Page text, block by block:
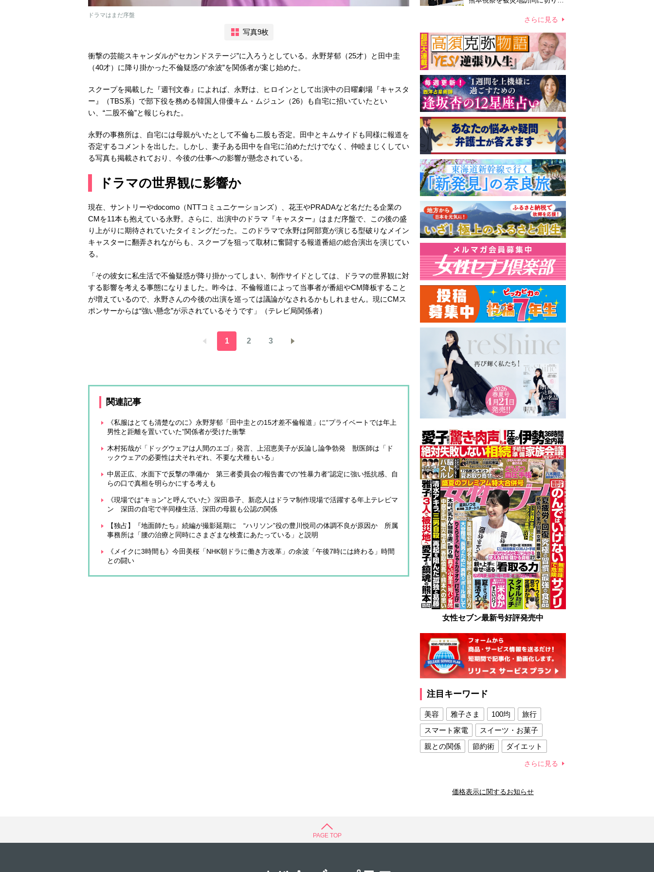
ドラマはまだ序盤
写真9枚
衝撃の芸能スキャンダルが“セカンドステージ”に入ろうとしている。永野芽郁（25才）と田中圭
（40才）に降り掛かった不倫疑惑の“余波”を関係者が案じ始めた。
スクープを掲載した『週刊文春』によれば、永野は、ヒロインとして出演中の日曜劇場『キャスタ
ー』（TBS系）で部下役を務める韓国人俳優キム・ムジュン（26）も自宅に招いていたとい
い、“二股不倫”と報じられた。
永野の事務所は、自宅には母親がいたとして不倫も二股も否定。田中とキムサイドも同様に報道を
否定するコメントを出した。しかし、妻子ある田中を自宅に泊めただけでなく、仲睦まじくしてい
る写真も掲載されており、今後の仕事への影響が懸念されている。
ドラマの世界観に影響か
現在、サントリーやdocomo（NTTコミュニケーションズ）、花王やPRADAなど名だたる企業の
CMを11本も抱えている永野。さらに、出演中のドラマ『キャスター』はまだ序盤で、この後の盛
り上がりに期待されていたタイミングだった。このドラマで永野は阿部寛が演じる型破りなメイン
キャスターに翻弄されながらも、スクープを狙って取材に奮闘する報道番組の総合演出を演じてい
る。
「その彼女に私生活で不倫疑惑が降り掛かってしまい、制作サイドとしては、ドラマの世界観に対
する影響を考える事態になりました。昨今は、不倫報道によって当事者が番組やCM降板すること
が増えているので、永野さんの今後の出演を巡っては議論がなされるかもしれません。現にCMス
ポンサーからは“強い懸念”が示されているそうです」（テレビ局関係者）
1 2 3
関連記事
《私服はとても清楚なのに》永野芽郁「田中圭との15才差不倫報道」に“プライベートでは年上
男性と距離を置いていた”関係者が受けた衝撃
木村拓哉が「ドッグウェアは人間のエゴ」発言、上沼恵美子が反論し論争勃発 獣医師は「ド
ックウェアの必要性は犬それぞれ、不要な犬種もいる」
中居正広、水面下で反撃の準備か 第三者委員会の報告書での“性暴力者”認定に強い抵抗感、自
らの口で真相を明らかにする考えも
《現場では“キョン”と呼んでいた》深田恭子、新恋人はドラマ制作現場で活躍する年上テレビマ
ン 深田の自宅で半同棲生活、深田の母親も公認の関係
【独占】『地面師たち』続編が撮影延期に “ハリソン”役の豊川悦司の体調不良が原因か 所属
事務所は「腰の治療と同時にさまざまな検査にあたっている」と説明
《メイクに3時間も》今田美桜「NHK朝ドラに働き方改革」の余波「午後7時には終わる」時間
との闘い
夫妻から受け継ぐ“国民への寄
さらに見る
女性セブン最新号好評発売中
注目キーワード
美容 雅子さま 100均
旅行
スマート家電
スイーツ・お菓子
親との関係
節約術
ダイエット
夫との関係
新津春子 どか食い
さらに見る
価格表示に関するお知らせ
PAGE TOP